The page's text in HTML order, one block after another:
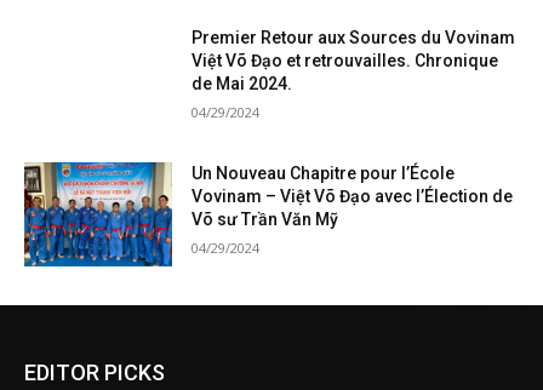
Premier Retour aux Sources du Vovinam
Việt Võ Đạo et retrouvailles. Chronique
de Mai 2024.
04/29/2024
Un Nouveau Chapitre pour l’École
Vovinam – Việt Võ Đạo avec l’Élection de
Võ sư Trần Văn Mỹ
04/29/2024
EDITOR PICKS